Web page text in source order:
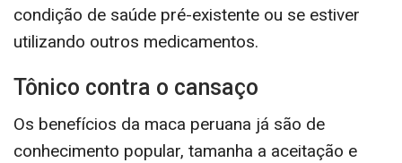
condição de saúde pré-existente ou se estiver
utilizando outros medicamentos.
Tônico contra o cansaço
Os benefícios da maca peruana já são de
conhecimento popular, tamanha a aceitação e